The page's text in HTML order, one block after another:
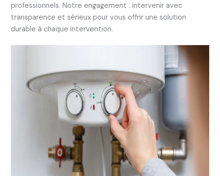
professionnels. Notre engagement : intervenir avec
transparence et sérieux pour vous offrir une solution
durable à chaque intervention.